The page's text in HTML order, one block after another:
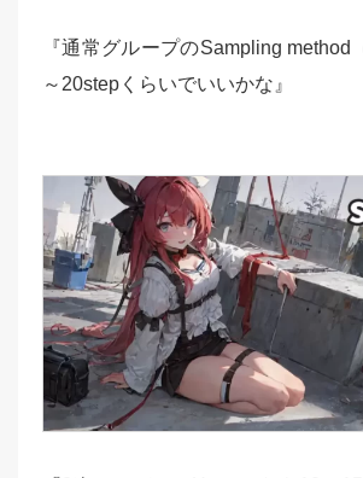
『通常グループのSampling method
～20stepくらいでいいかな』